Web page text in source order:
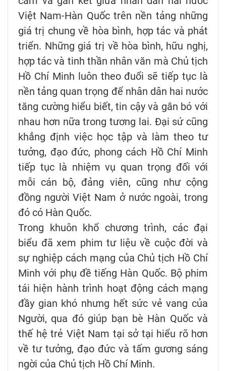
Việt Nam-Hàn Quốc trên nền tảng những
giá trị chung về hòa bình, hợp tác và phát
triển. Những giá trị về hòa bình, hữu nghị,
hợp tác và tinh thần nhân văn mà Chủ tịch
Hồ Chí Minh luôn theo đuổi sẽ tiếp tục là
nền tảng quan trọng để nhân dân hai nước
tăng cường hiểu biết, tin cậy và gắn bó với
nhau hơn nữa trong tương lai. Đại sứ cũng
khẳng định việc học tập và làm theo tư
tưởng, đạo đức, phong cách Hồ Chí Minh
tiếp tục là nhiệm vụ quan trọng đối với
mỗi cán bộ, đảng viên, cũng như cộng
đồng người Việt Nam ở nước ngoài, trong
đó có Hàn Quốc.
Trong khuôn khổ chương trình, các đại
biểu đã xem phim tư liệu về cuộc đời và
sự nghiệp cách mạng của Chủ tịch Hồ Chí
Minh với phụ đề tiếng Hàn Quốc. Bộ phim
tái hiện hành trình hoạt động cách mạng
đầy gian khó nhưng hết sức vẻ vang của
Người, qua đó giúp bạn bè Hàn Quốc và
thế hệ trẻ Việt Nam tại sở tại hiểu rõ hơn
về tư tưởng, đạo đức và tấm gương sáng
ngời của Chủ tịch Hồ Chí Minh.